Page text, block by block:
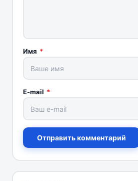
Имя *
E-mail *
Отправить комментарий